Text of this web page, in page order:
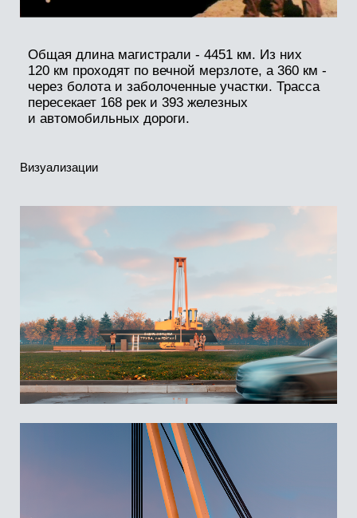
«Этот объект, с одной стороны, вызывает улыбку
своей дерзкой надписью, а с другой – огромное
уважение. Ямальский газ уникальных объемов
и масштабов нужно было не только добыть, но и
доставить – чтобы его тепло согревало дома и
чтобы развивалась промышленность. Это была и
остается та самая артерия, что снабжает всю
страну и уходит далеко за ее пределы.
Строительство газопровода в далекие 80-е
происходило в хорошо знакомых нам условиях,